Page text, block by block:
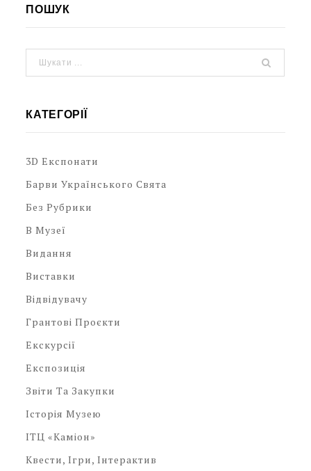
ПОШУК
КАТЕГОРІЇ
3D Експонати
Барви Українського Свята
Без Рубрики
В Музеї
Видання
Виставки
Відвідувачу
Грантові Проєкти
Екскурсії
Експозиція
Звіти Та Закупки
Історія Музею
ІТЦ «Каміон»
Квести, Ігри, Інтерактив